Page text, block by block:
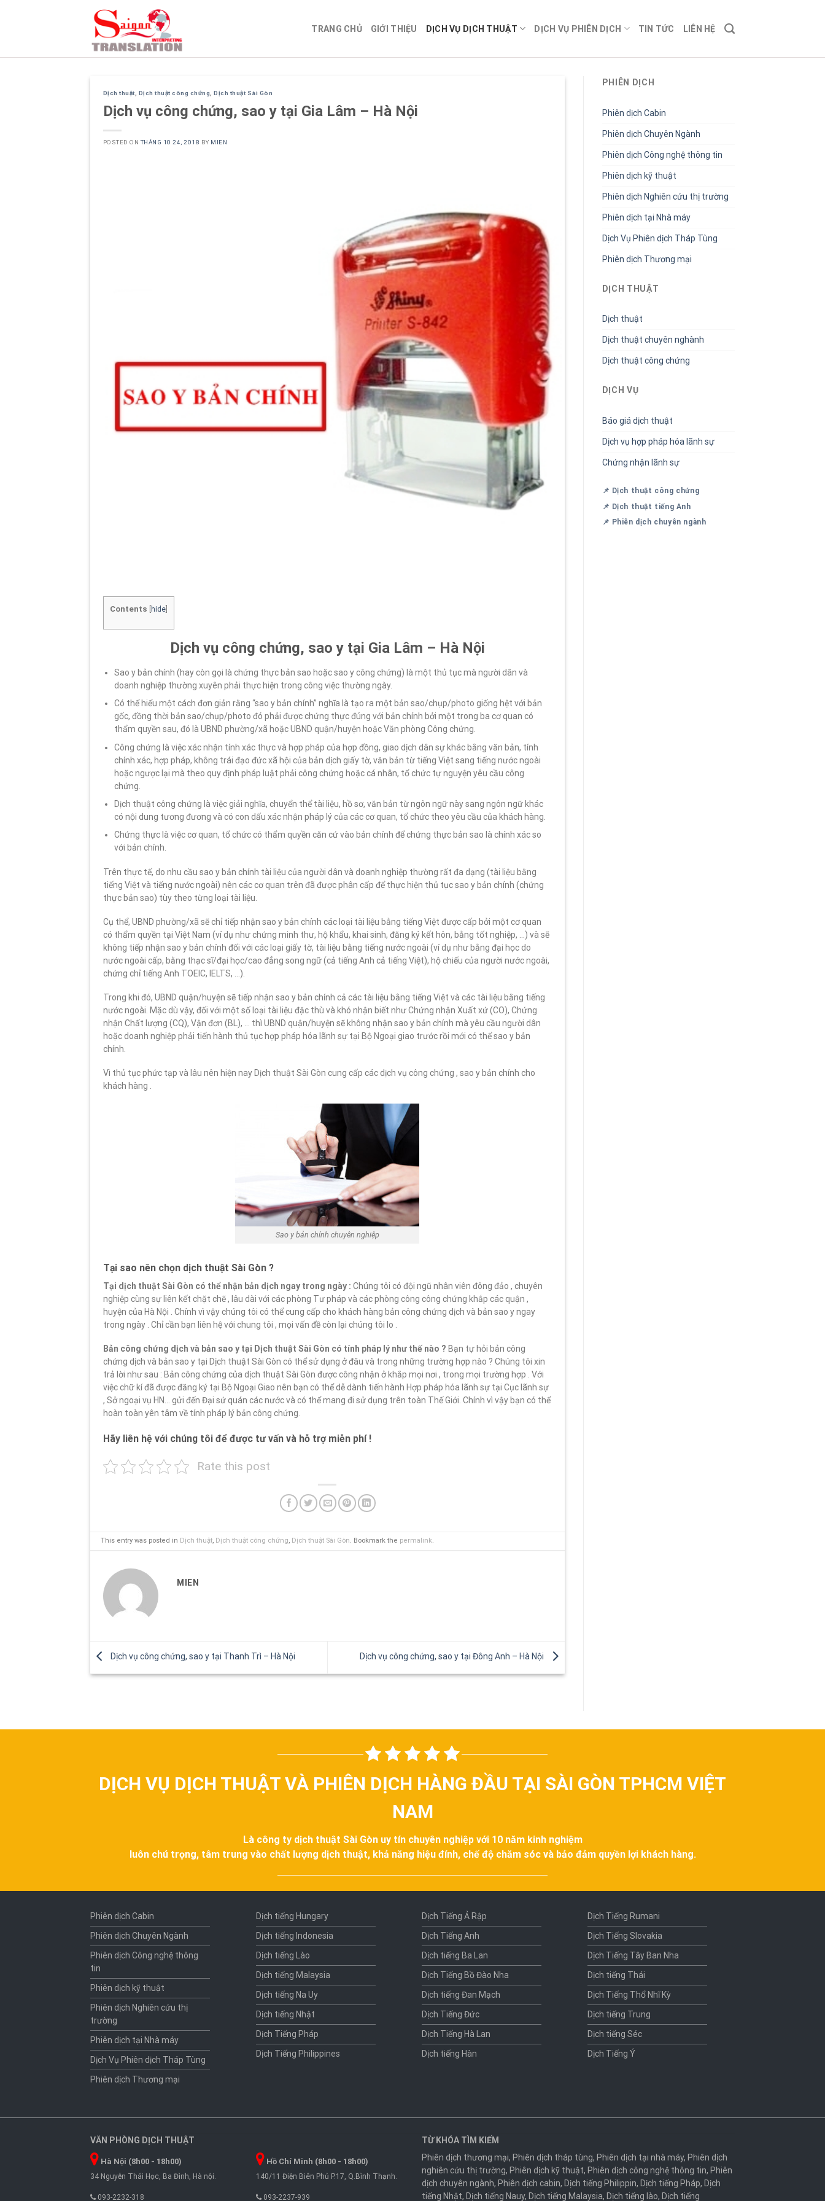
TRANG CHỦ GIỚI THIỆU DỊCH VỤ DỊCH THUẬT DỊCH VỤ PHIÊN DỊCH TIN TỨC LIÊN HỆ
Dịch thuật Dịch thuật công chứng ,Dịch thuật Sài Gòn
Dịch vụ công chứng, sao y tại Gia Lâm – Hà Nội
POSTED ONTHÁNG 10 24, 2018 BY MIEN
Contents hide
Dịch vụ công chứng, sao y tại Gia Lâm – Hà Nội
Sao y bản chính (hay còn gọi là chứng thực bản sao hoặc sao y công chứng) là một thủ tục mà người dân và
doanh nghiệp thường xuyên phải thực hiện trong công việc thường ngày.
Có thể hiểu một cách đơn giản rằng “sao y bản chính” nghĩa là tạo ra một bản sao/chụp/photo giống hệt với bản
gốc, đồng thời bản sao/chụp/photo đó phải được chứng thực đúng với bản chính bởi một trong ba cơ quan có
thẩm quyền sau, đó là UBND phường/xã hoặc UBND quận/huyện hoặc Văn phòng Công chứng.
Công chứng là việc xác nhận tính xác thực và hợp pháp của hợp đồng, giao dịch dân sự khác bằng văn bản, tính
chính xác, hợp pháp, không trái đạo đức xã hội của bản dịch giấy tờ, văn bản từ tiếng Việt sang tiếng nước ngoài
hoặc ngược lại mà theo quy định pháp luật phải công chứng hoặc cá nhân, tổ chức tự nguyện yêu cầu công
chứng.
Dịch thuật công chứng là việc giải nghĩa, chuyển thể tài liệu, hồ sơ, văn bản từ ngôn ngữ này sang ngôn ngữ khác
có nội dung tương đương và có con dấu xác nhận pháp lý của các cơ quan, tổ chức theo yêu cầu của khách hàng.
Chứng thực là việc cơ quan, tổ chức có thẩm quyền căn cứ vào bản chính để chứng thực bản sao là chính xác so
với bản chính.
Trên thực tế, do nhu cầu sao y bản chính tài liệu của người dân và doanh nghiệp thường rất đa dạng (tài liệu bằng
tiếng Việt và tiếng nước ngoài) nên các cơ quan trên đã được phân cấp để thực hiện thủ tục sao y bản chính (chứng
thực bản sao) tùy theo từng loại tài liệu.
Cụ thể, UBND phường/xã sẽ chỉ tiếp nhận sao y bản chính các loại tài liệu bằng tiếng Việt được cấp bởi một cơ quan
có thẩm quyền tại Việt Nam (ví dụ như chứng minh thư, hộ khẩu, khai sinh, đăng ký kết hôn, bằng tốt nghiệp, …) và sẽ
không tiếp nhận sao y bản chính đối với các loại giấy tờ, tài liệu bằng tiếng nước ngoài (ví dụ như bằng đại học do
nước ngoài cấp, bằng thạc sĩ/đại học/cao đẳng song ngữ (cả tiếng Anh cả tiếng Việt), hộ chiếu của người nước ngoài,
chứng chỉ tiếng Anh TOEIC, IELTS, …).
Trong khi đó, UBND quận/huyện sẽ tiếp nhận sao y bản chính cả các tài liệu bằng tiếng Việt và các tài liệu bằng tiếng
nước ngoài. Mặc dù vậy, đối với một số loại tài liệu đặc thù và khó nhận biết như Chứng nhận Xuất xứ (CO), Chứng
nhận Chất lượng (CQ), Vận đơn (BL), … thì UBND quận/huyện sẽ không nhận sao y bản chính mà yêu cầu người dân
hoặc doanh nghiệp phải tiến hành thủ tục hợp pháp hóa lãnh sự tại Bộ Ngoại giao trước rồi mới có thể sao y bản
chính.
Vì thủ tục phức tạp và lâu nên hiện nay Dịch thuật Sài Gòn cung cấp các dịch vụ công chứng , sao y bản chính cho
khách hàng .
Sao y bản chính chuyên nghiệp
Tại sao nên chọn dịch thuật Sài Gòn ?
Tại dịch thuật Sài Gòn có thể nhận bản dịch ngay trong ngày : Chúng tôi có đội ngũ nhân viên đông đảo , chuyên
nghiệp cùng sự liên kết chặt chẽ , lâu dài với các phòng Tư pháp và các phòng công công chứng khắp các quận ,
huyện của Hà Nội . Chính vì vậy chúng tôi có thể cung cấp cho khách hàng bản công chứng dịch và bản sao y ngay
trong ngày . Chỉ cần bạn liên hệ với chung tôi , mọi vấn đề còn lại chúng tôi lo .
Bản công chứng dịch và bản sao y tại Dịch thuật Sài Gòn có tính pháp lý như thế nào ? Bạn tự hỏi bản công
chứng dịch và bản sao y tại Dịch thuật Sài Gòn có thể sử dụng ở đâu và trong những trường hợp nào ? Chúng tôi xin
trả lời như sau : Bản công chứng của dịch thuật Sài Gòn được công nhận ở khắp mọi nơi , trong mọi trường hợp . Với
việc chữ kí đã được đăng ký tại Bộ Ngoại Giao nên bạn có thể dễ dành tiến hành Hợp pháp hóa lãnh sự tại Cục lãnh sự
, Sở ngoại vụ HN… gửi đến Đại sứ quán các nước và có thể mang đi sử dụng trên toàn Thế Giới. Chính vì vậy bạn có thể
hoàn toàn yên tâm về tính pháp lý bản công chứng.
Hãy liên hệ với chúng tôi để được tư vấn và hỗ trợ miễn phí !
Rate this post
This entry was posted in Dịch thuật, Dịch thuật công chứng, Dịch thuật Sài Gòn. Bookmark the permalink.
MIEN
Dịch vụ công chứng, sao y tại Thanh Trì – Hà Nội Dịch vụ công chứng, sao y tại Đông Anh – Hà Nội
PHIÊN DỊCH
Phiên dịch Cabin
Phiên dịch Chuyên Ngành
Phiên dịch Công nghệ thông tin
Phiên dịch kỹ thuật
Phiên dịch Nghiên cứu thị trường
Phiên dịch tại Nhà máy
Dịch Vụ Phiên dịch Tháp Tùng
Phiên dịch Thương mại
DỊCH THUẬT
Dịch thuật
Dịch thuật chuyên nghành
Dịch thuật công chứng
DỊCH VỤ
Báo giá dịch thuật
Dịch vụ hợp pháp hóa lãnh sự
Chứng nhận lãnh sự
📌 Dịch thuật công chứng
📌 Dịch thuật tiếng Anh
📌 Phiên dịch chuyên ngành
DỊCH VỤ DỊCH THUẬT VÀ PHIÊN DỊCH HÀNG ĐẦU TẠI SÀI GÒN TPHCM VIỆT
NAM
Là công ty dịch thuật Sài Gòn uy tín chuyên nghiệp với 10 năm kinh nghiệm
luôn chú trọng, tâm trung vào chất lượng dịch thuật, khả năng hiệu đính, chế độ chăm sóc và bảo đảm quyền lợi khách hàng.
Phiên dịch Cabin
Phiên dịch Chuyên Ngành
Phiên dịch Công nghệ thông
tin
Phiên dịch kỹ thuật
Phiên dịch Nghiên cứu thị
trường
Phiên dịch tại Nhà máy
Dịch Vụ Phiên dịch Tháp Tùng
Phiên dịch Thương mại
Dịch tiếng Hungary
Dịch tiếng Indonesia
Dịch tiếng Lào
Dịch tiếng Malaysia
Dịch tiếng Na Uy
Dịch tiếng Nhật
Dịch Tiếng Pháp
Dịch Tiếng Philippines
Dịch Tiếng Ả Rập
Dịch Tiếng Anh
Dịch tiếng Ba Lan
Dịch Tiếng Bồ Đào Nha
Dịch tiếng Đan Mạch
Dịch Tiếng Đức
Dịch Tiếng Hà Lan
Dịch tiếng Hàn
Dịch Tiếng Rumani
Dịch Tiếng Slovakia
Dịch Tiếng Tây Ban Nha
Dịch tiếng Thái
Dịch Tiếng Thổ Nhĩ Kỳ
Dịch tiếng Trung
Dịch tiếng Séc
Dịch Tiếng Ý
VĂN PHÒNG DỊCH THUẬT
Hà Nội (8h00 - 18h00)
34 Nguyễn Thái Học, Ba Đình, Hà nội.
093-2232-318
Hồ Chí Minh (8h00 - 18h00)
140/11 Điện Biên Phủ P.17, Q.Bình Thạnh.
093-2237-939
TỪ KHÓA TÌM KIẾM
Phiên dịch thương mại, Phiên dịch tháp tùng, Phiên dịch tại nhà máy, Phiên dịch
nghiên cứu thị trường, Phiên dịch kỹ thuật, Phiên dịch công nghệ thông tin, Phiên
dịch chuyên ngành, Phiên dịch cabin, Dịch tiếng Philippin, Dịch tiếng Pháp, Dịch
tiếng Nhật, Dịch tiếng Nauy, Dịch tiếng Malaysia, Dịch tiếng lào, Dịch tiếng